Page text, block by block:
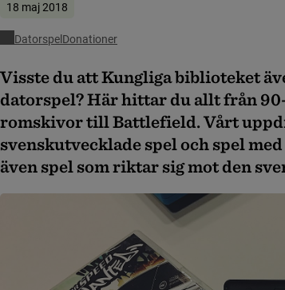
18 maj 2018
Datorspel Donationer
Visste du att Kungliga biblioteket
datorspel? Här hittar du allt från
romskivor till Battlefield. Vårt
svenskutvecklade spel och spel
även spel som riktar sig mot den